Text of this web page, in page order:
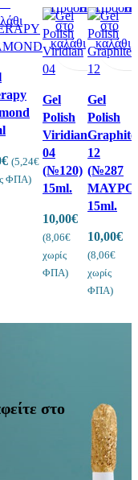
λίστα
επιθυμιών
€ (5,24€
ΦΠΑ)
Προσθήκη
στο
καλάθι
στην
λίστα
Gel
Polish
Viridian
04
(№120)
15ml.
10,00€
(8,06€
χωρίς
ΦΠΑ)
στο
καλάθι
Gel
Polish
Graphite
12
(№287
ΜΑΥΡΟ)
15ml.
10,00€
(8,06€
χωρίς
ΦΠΑ)
στο